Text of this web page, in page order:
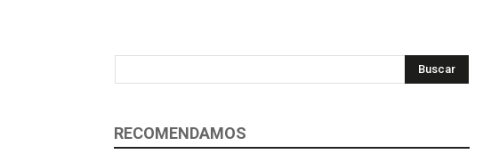
Buscar
RECOMENDAMOS